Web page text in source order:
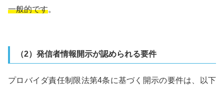
一般的です。
（2）発信者情報開示が認められる要件
プロバイダ責任制限法第4条に基づく開示の要件は、以下